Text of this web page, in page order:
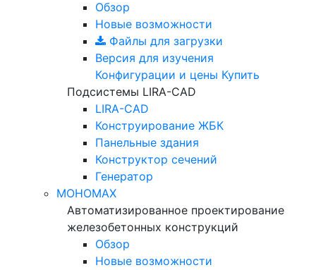
Обзор
Новые возможности
Файлы для загрузки
Версия для изучения
Конфигурации и цены Купить
Подсистемы LIRA-CAD
LIRA-CAD
Конструирование ЖБК
Панельные здания
Конструктор сечений
Генератор
МОНОМАХ
Автоматизированное проектирование
железобетонных конструкций
Обзор
Новые возможности